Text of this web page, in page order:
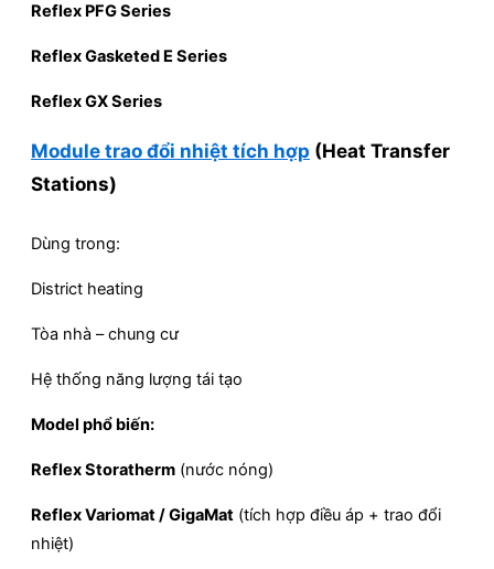
Reflex PFG Series
Reflex Gasketed E Series
Reflex GX Series
Module trao đổi nhiệt tích hợp (Heat Transfer
Stations)
Dùng trong:
District heating
Tòa nhà – chung cư
Hệ thống năng lượng tái tạo
Model phổ biến:
Reflex Storatherm (nước nóng)
Reflex Variomat / GigaMat (tích hợp điều áp + trao đổi
nhiệt)